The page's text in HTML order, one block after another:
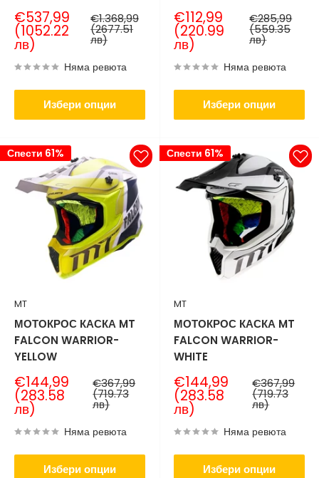
Продажна
цена
€537,99
(1052.22
лв)
Нормална
цена
€1.368,99
(2677.51
лв)
Няма ревюта
Избери опции
Продажна
цена
€112,99
(220.99
лв)
Нормална
цена
€285,99
(559.35
лв)
Няма ревюта
Избери опции
Спести 61%
MT
МОТОКРОС КАСКА MT
FALCON WARRIOR-
YELLOW
Продажна
цена
€144,99
(283.58
лв)
Нормална
цена
€367,99
(719.73
лв)
Няма ревюта
Избери опции
Спести 61%
MT
МОТОКРОС КАСКА MT
FALCON WARRIOR-
WHITE
Продажна
цена
€144,99
(283.58
лв)
Нормална
цена
€367,99
(719.73
лв)
Няма ревюта
Избери опции